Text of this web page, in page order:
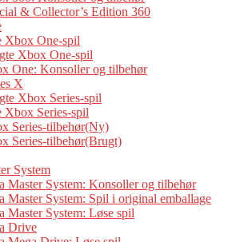
& Collector’s Edition 360
Xbox One-spil
Xbox One-spil
One: Konsoller og tilbehør
X
Xbox Series-spil
Xbox Series-spil
Series-tilbehør(Ny)
Series-tilbehør(Brugt)
System
Master System: Konsoller og tilbehør
Master System: Spil i original emballage
Master System: Løse spil
Drive